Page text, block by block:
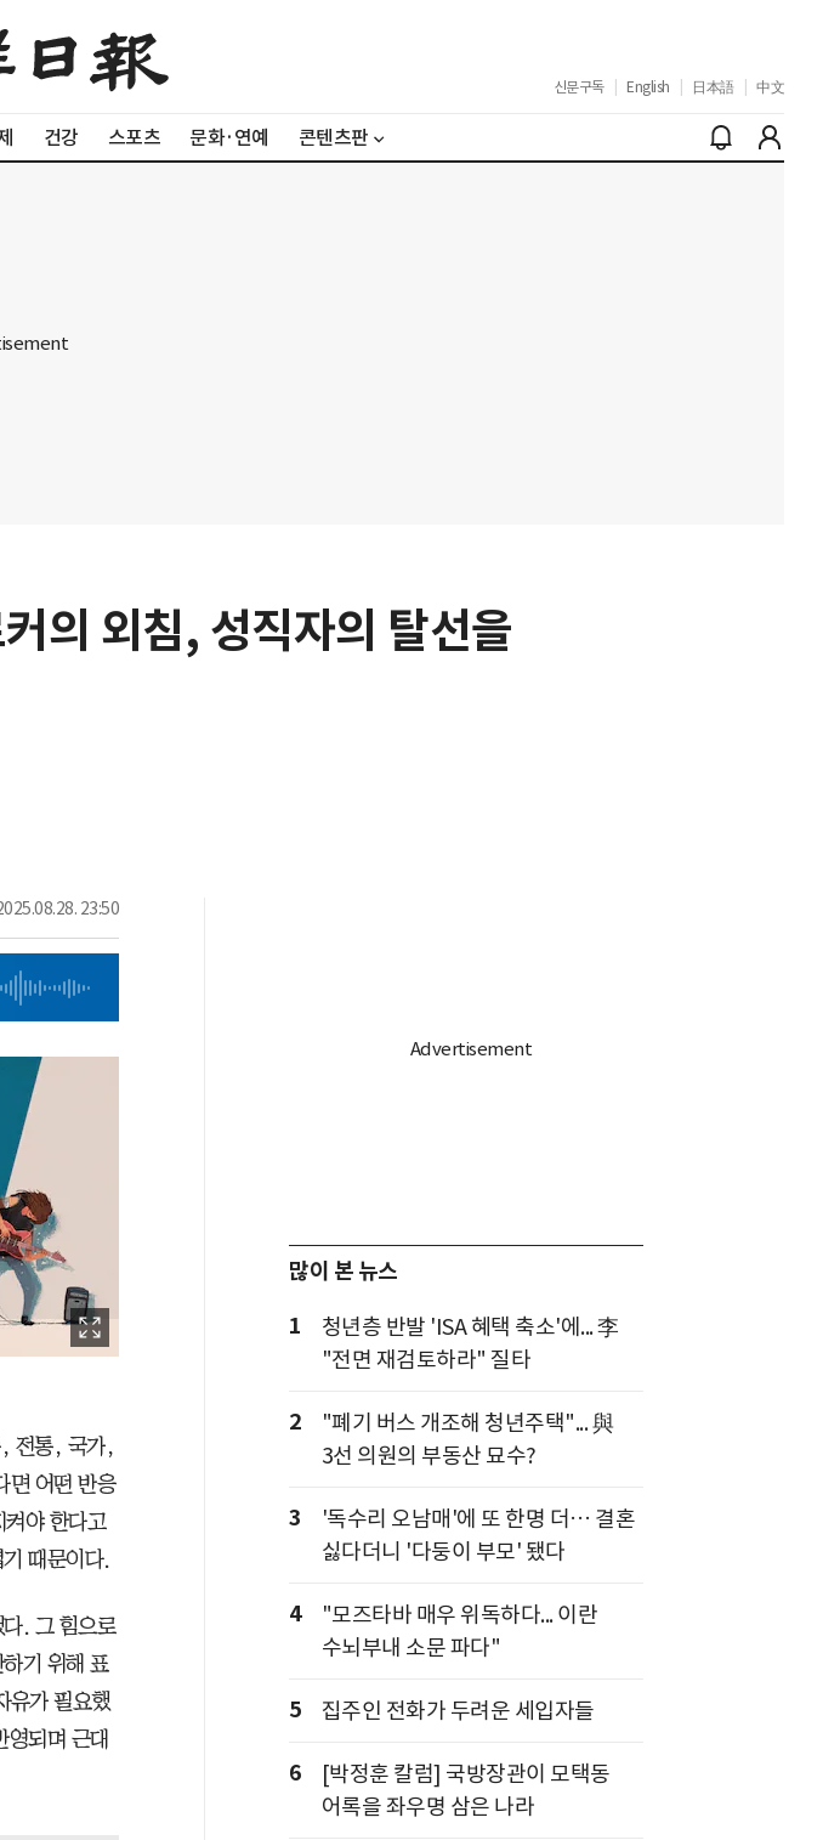
신문구독 English 日本語 中文
건강 스포츠 문화·연예 콘텐츠판
의 외침, 성직자의 탈선을
23:50
, 전통, 국가,
면 어떤 반응
야 한다고
때문이다.
. 그 힘으로
기 위해 표
유가 필요했
영되며 근대
많이 본 뉴스
1
청년층 반발 'ISA 혜택 축소'에... 李
"전면 재검토하라" 질타
2
"폐기 버스 개조해 청년주택"... 與
3선 의원의 부동산 묘수?
3
'독수리 오남매'에 또 한명 더… 결혼
싫다더니 '다둥이 부모' 됐다
4
"모즈타바 매우 위독하다... 이란
수뇌부내 소문 파다"
5 집주인 전화가 두려운 세입자들
6
[박정훈 칼럼] 국방장관이 모택동
어록을 좌우명 삼은 나라